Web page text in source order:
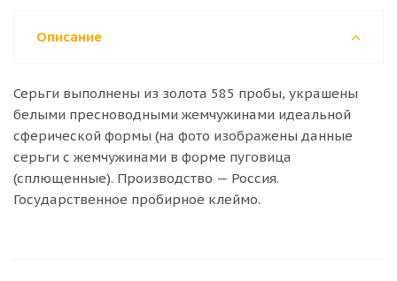
Описание
Серьги выполнены из золота 585 пробы, украшены
белыми пресноводными жемчужинами идеальной
сферической формы (на фото изображены данные
серьги с жемчужинами в форме пуговица
(сплющенные). Производство — Россия.
Государственное пробирное клеймо.